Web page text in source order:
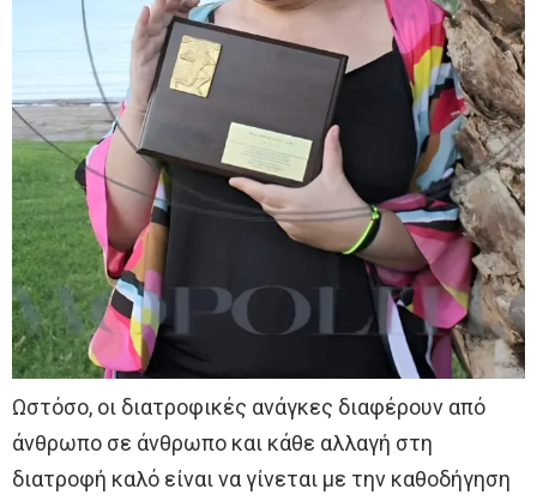
Ωστόσο, οι διατροφικές ανάγκες διαφέρουν από
άνθρωπο σε άνθρωπο και κάθε αλλαγή στη
διατροφή καλό είναι να γίνεται με την καθοδήγηση